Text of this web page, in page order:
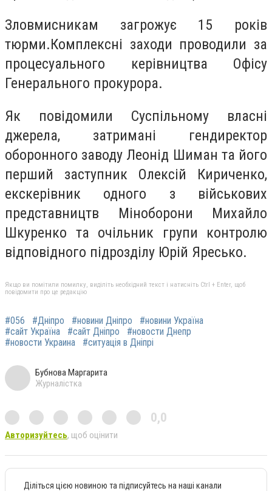
Зловмисникам загрожує 15 років
тюрми.Комплексні заходи проводили за
процесуального керівництва Офісу
Генерального прокурора.
Як повідомили Суспільному власні
джерела, затримані гендиректор
оборонного заводу Леонід Шиман та його
перший заступник Олексій Кириченко,
екскерівник одного з військових
представництв Міноборони Михайло
Шкуренко та очільник групи контролю
відповідного підрозділу Юрій Яресько.
Якщо ви помітили помилку, виділіть необхідний текст і натисніть Ctrl + Enter, щоб
повідомити про це редакцію
#056 #Дніпро #новини Дніпро
#новини Україна
#сайт Україна
#сайт Дніпро
#новости Днепр
#новости Украина
#ситуація в Дніпрі
Бубнова Маргарита
Журналістка
0,0
Авторизуйтесь, щоб оцінити
Діліться цією новиною та підписуйтесь на наші канали